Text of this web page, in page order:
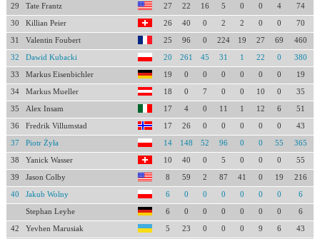
29 Tate Frantz 27 22 16 5 0 0 4 74
30 Killian Peier 26 40 0 2 2 0 0 70
31 Valentin Foubert 25 96 0 224 19 27 69 460
32 Dawid Kubacki 20 261 45 31 1 22 0 380
33 Markus Eisenbichler 19 0 0 0 0 0 0 19
34 Markus Mueller 18 0 7 0 0 10 0 35
35 Alex Insam 17 4 0 11 1 12 6 51
36 Fredrik Villumstad 17 26 0 0 0 0 0 43
37 Piotr Żyła 14 148 52 96 0 0 55 365
38 Yanick Wasser 10 40 0 5 0 0 0 55
39 Jason Colby 8 59 2 87 41 0 19 216
40 Jakub Wolny 6 0 0 0 0 0 0 6
Stephan Leyhe 6 0 0 0 0 0 0 6
42 Yevhen Marusiak 5 23 0 0 0 9 6 43